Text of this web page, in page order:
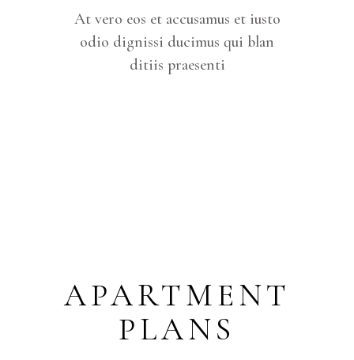
At vero eos et accusamus et iusto
odio dignissi ducimus qui blan
ditiis praesenti
APARTMENT
PLANS